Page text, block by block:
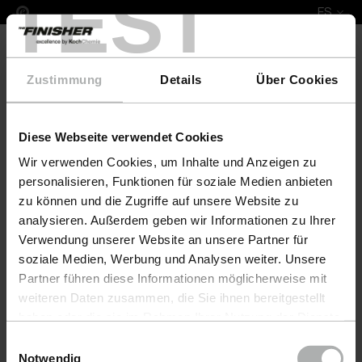
TEST
Zustimmung Details Über Cookies
Diese Webseite verwendet Cookies
Wir verwenden Cookies, um Inhalte und Anzeigen zu
personalisieren, Funktionen für soziale Medien anbieten
zu können und die Zugriffe auf unsere Website zu
analysieren. Außerdem geben wir Informationen zu Ihrer
Verwendung unserer Website an unsere Partner für
soziale Medien, Werbung und Analysen weiter. Unsere
Partner führen diese Informationen möglicherweise mit
weiteren Daten zusammen, die Sie ihnen bereitgestellt
Einstellungen zu den Cookies finden Sie unter
Notwendig
ES
Leather Fresh Set XL Lincoln